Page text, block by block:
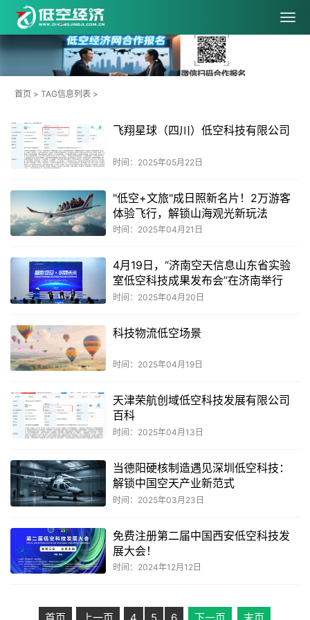
首页 > TAG信息列表 >
飞翔星球（四川）低空科技有限公司
时间：2025年05月22日
"低空+文旅"成日照新名片！2万游客
体验飞行，解锁山海观光新玩法
时间：2025年04月21日
4月19日，“济南空天信息山东省实验
室低空科技成果发布会”在济南举行
时间：2025年04月20日
科技物流低空场景
时间：2025年04月19日
天津荣航创域低空科技发展有限公司
百科
时间：2025年04月13日
当德阳硬核制造遇见深圳低空科技：
解锁中国空天产业新范式
时间：2025年03月23日
免费注册第二届中国西安低空科技发
展大会！
时间：2024年12月12日